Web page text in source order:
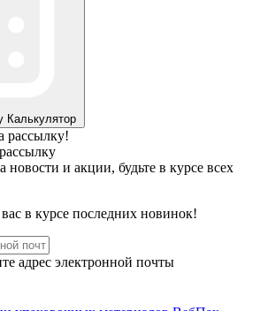
Калькулятор
рассылку!
новости и акции, будьте в курсе всех
в курсе последних новинок!
адрес электронной почты